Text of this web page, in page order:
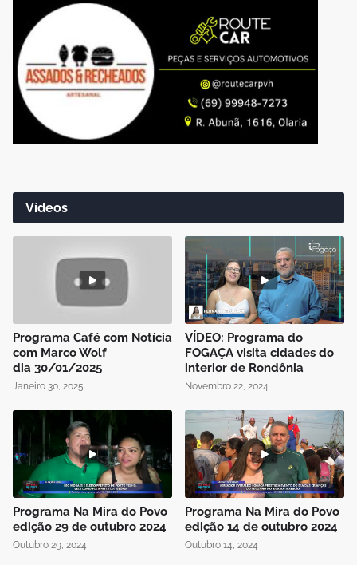
Vídeos
Programa Café com Notícia
com Marco Wolf
dia 30/01/2025
Janeiro 30, 2025
VÍDEO: Programa do
FOGAÇA visita cidades do
interior de Rondônia
Novembro 22, 2024
Programa Na Mira do Povo
edição 29 de outubro 2024
Outubro 29, 2024
Programa Na Mira do Povo
edição 14 de outubro 2024
Outubro 14, 2024